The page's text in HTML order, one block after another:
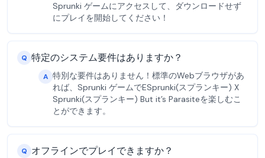
Sprunki ゲームにアクセスして、ダウンロードせず
にプレイを開始してください！
Q 特定のシステム要件はありますか？
A 特別な要件はありません！標準のWebブラウザがあ
れば、Sprunki ゲームでESprunki(スプランキー) X
Sprunki(スプランキー) But it’s Parasiteを楽しむこ
とができます。
Q オフラインでプレイできますか？